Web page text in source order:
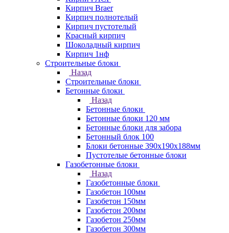
Кирпич Braer
Кирпич полнотелый
Кирпич пустотелый
Красный кирпич
Шоколадный кирпич
Кирпич 1нф
Строительные блоки
Назад
Строительные блоки
Бетонные блоки
Назад
Бетонные блоки
Бетонные блоки 120 мм
Бетонные блоки для забора
Бетонный блок 100
Блоки бетонные 390х190х188мм
Пустотелые бетонные блоки
Газобетонные блоки
Назад
Газобетонные блоки
Газобетон 100мм
Газобетон 150мм
Газобетон 200мм
Газобетон 250мм
Газобетон 300мм